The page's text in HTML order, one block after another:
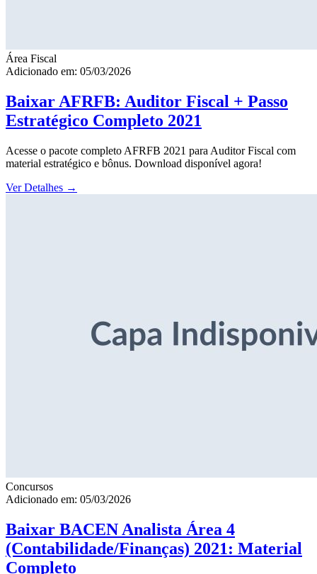
Área Fiscal
Adicionado em: 05/03/2026
Baixar AFRFB: Auditor Fiscal + Passo
Estratégico Completo 2021
Acesse o pacote completo AFRFB 2021 para Auditor Fiscal com
material estratégico e bônus. Download disponível agora!
Ver Detalhes →
Concursos
Adicionado em: 05/03/2026
Baixar BACEN Analista Área 4
(Contabilidade/Finanças) 2021: Material
Completo